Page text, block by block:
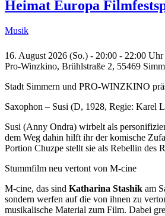
Heimat Europa
Musik
16. August 2026 (So.) - 20:00 - 22:00 Uhr
Pro-Winzkino, Brühlstraße 2, 55469
Stadt Simmern und PRO-WINZKINO
Saxophon – Susi (D, 1928, Regie: Karel
Susi (Anny Ondra) wirbelt als
dem Weg dahin hilft ihr der komische
Portion Chuzpe stellt sie als Rebellin des
Stummfilm neu vertont von M-cine
M-cine, das sind Katharina Stashik am
sondern werfen auf die von ihnen zu
musikalische Material zum Film. Dabei